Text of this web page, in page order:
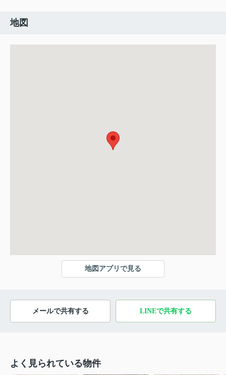
地図
地図アプリで見る
メールで共有する LINEで共有する
よく見られている物件